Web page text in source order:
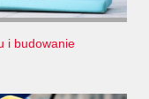
i budowanie